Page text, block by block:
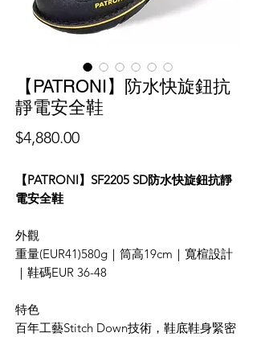
【PATRONI】防水快旋鈕抗
靜電安全鞋
$4,880.00價
【PATRONI】SF2205 SD防水快旋鈕抗靜
電安全鞋
外觀
重量(EUR41)580g｜筒高19cm｜寬楦設計
｜鞋碼EUR 36-48
特色
百年工藝Stitch Down技術，鞋底鞋身緊密